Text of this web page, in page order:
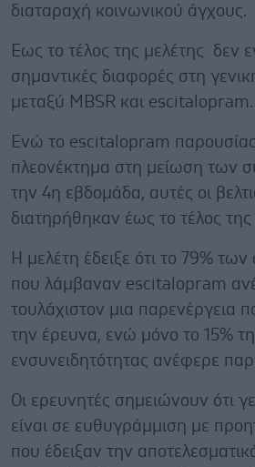
διαταραχή κοινωνικού άγχους.
Εως το τέλος της μελέτης δεν
σημαντικές διαφορές στη
μεταξύ MBSR και escitalopram.
Ενώ το escitalopram
πλεονέκτημα στη μείωση των
την 4η εβδομάδα, αυτές οι
διατηρήθηκαν έως το τέλος της
Η μελέτη έδειξε ότι το 79%
που λάμβαναν escitalopram
τουλάχιστον μια παρενέργεια
την έρευνα, ενώ μόνο το 15%
ενσυνειδητότητας ανέφερε
Οι ερευνητές σημειώνουν ότι
είναι σε ευθυγράμμιση με
που έδειξαν την